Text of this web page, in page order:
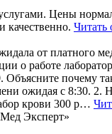
Цены
качественно. Читать
от платного
о работе
Объясните почему
ожидая с 8:30. 2.
крови 300 р…
Эксперт»